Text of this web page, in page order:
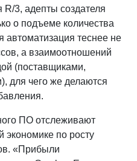
R/3, адепты создателя
о подъеме количества
автоматизация теснее не
а взаимоотношений
(поставщиками,
для чего же делаются
ПО отслеживают
экономике по росту
«Прибыли